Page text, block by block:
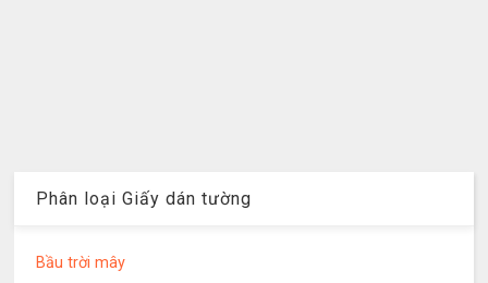
Phân loại Giấy dán tường
Bầu trời mây